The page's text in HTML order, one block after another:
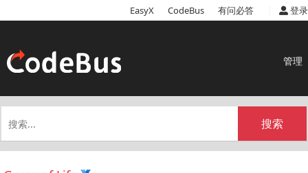
EasyX CodeBus 有问必答 登录
管理
搜索